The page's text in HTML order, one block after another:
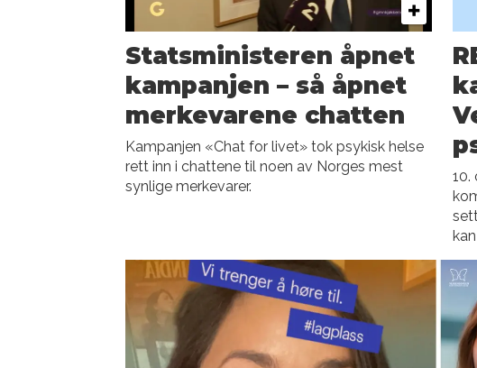
psykisk
Statsministeren åpnet
kampanjen – så åpnet
merkevarene chatten
Kampanjen «Chat for livet» tok psykisk helse
rett inn i chattene til noen av Norges mest
synlige merkevarer.
10.